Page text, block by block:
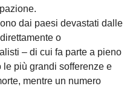
dai paesi devastati dalle
o
– di cui fa parte a pieno
le più grandi sofferenze e
mentre un numero